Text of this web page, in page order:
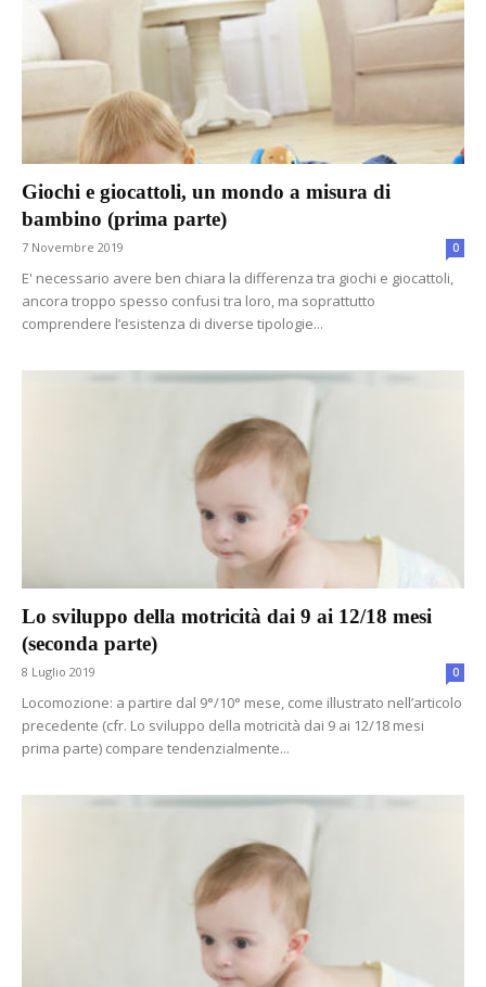
Giochi e giocattoli, un mondo a misura di
bambino (prima parte)
7 Novembre 2019 0
E' necessario avere ben chiara la differenza tra giochi e giocattoli,
ancora troppo spesso confusi tra loro, ma soprattutto
comprendere l’esistenza di diverse tipologie...
Lo sviluppo della motricità dai 9 ai 12/18 mesi
(seconda parte)
8 Luglio 2019 0
Locomozione: a partire dal 9°/10° mese, come illustrato nell’articolo
precedente (cfr. Lo sviluppo della motricità dai 9 ai 12/18 mesi
prima parte) compare tendenzialmente...